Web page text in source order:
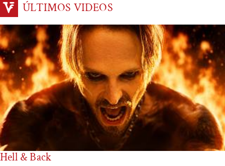
ÚLTIMOS VIDEOS
Hell & Back